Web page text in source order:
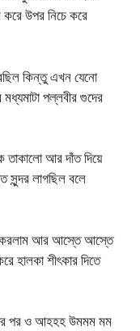
করে উপর নিচে করে
কিন্তু এখন যেনো
পল্লবীর গুদের
তাকালো আর দাঁত দিয়ে
সুন্দর লাগছিল বলে
করলাম আর আস্তে আস্তে
শীৎকার দিতে
পর ও আহহহ উমমম মম